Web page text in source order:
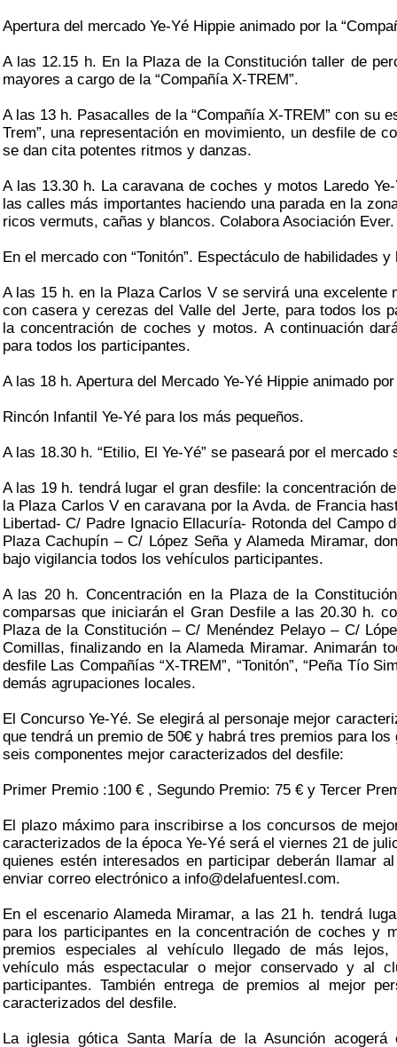
Apertura del mercado Ye-Yé Hippie animado por la
A las 12.15 h. En la Plaza de la Constitución taller de
mayores a cargo de la “Compañía X-TREM”.
A las 13 h. Pasacalles de la “Compañía X-TREM” con su
Trem”, una representación en movimiento, un desfile de
se dan cita potentes ritmos y danzas.
A las 13.30 h. La caravana de coches y motos Laredo
las calles más importantes haciendo una parada en la
ricos vermuts, cañas y blancos. Colabora Asociación Ever.
En el mercado con “Tonitón”. Espectáculo de habilidades y
A las 15 h. en la Plaza Carlos V se servirá una excelente
con casera y cerezas del Valle del Jerte, para todos los
la concentración de coches y motos. A continuación
para todos los participantes.
A las 18 h. Apertura del Mercado Ye-Yé Hippie animado por
Rincón Infantil Ye-Yé para los más pequeños.
A las 18.30 h. “Etilio, El Ye-Yé” se paseará por el mercado
A las 19 h. tendrá lugar el gran desfile: la concentración
la Plaza Carlos V en caravana por la Avda. de Francia
Libertad- C/ Padre Ignacio Ellacuría- Rotonda del Campo
Plaza Cachupín – C/ López Seña y Alameda Miramar,
bajo vigilancia todos los vehículos participantes.
A las 20 h. Concentración en la Plaza de la
comparsas que iniciarán el Gran Desfile a las 20.30 h.
Plaza de la Constitución – C/ Menéndez Pelayo – C/
Comillas, finalizando en la Alameda Miramar. Animarán
desfile Las Compañías “X-TREM”, “Tonitón”, “Peña Tío
demás agrupaciones locales.
El Concurso Ye-Yé. Se elegirá al personaje mejor
que tendrá un premio de 50€ y habrá tres premios para
seis componentes mejor caracterizados del desfile:
Primer Premio :100 € , Segundo Premio: 75 € y Tercer
El plazo máximo para inscribirse a los concursos de
caracterizados de la época Ye-Yé será el viernes 21 de
quienes estén interesados en participar deberán llamar
enviar correo electrónico a info@delafuentesl.com.
En el escenario Alameda Miramar, a las 21 h. tendrá
para los participantes en la concentración de coches y
premios especiales al vehículo llegado de más lejos,
vehículo más espectacular o mejor conservado y al
participantes. También entrega de premios al mejor
caracterizados del desfile.
La iglesia gótica Santa María de la Asunción acogerá